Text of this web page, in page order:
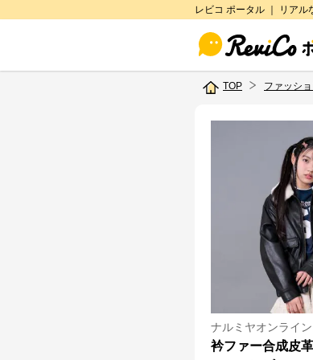
レビコ ポータル ｜ リアル
TOP ファッシ
ナルミヤオンライン
衿ファー合成皮